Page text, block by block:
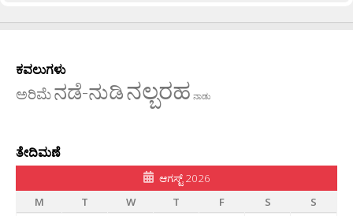
ಕವಲುಗಳು
ಅರಿಮೆನಡೆ-ನುಡಿನಲ್ಬರಹ ನಾಡು
ತೇದಿಮಣೆ
ಆಗಸ್ಟ್ 2026
M
T W T F S
S